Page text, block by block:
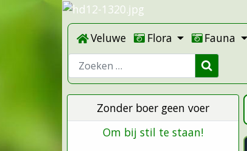
Veluwe Flora Fauna
Zoeken
Zonder boer geen voer
Om bij stil te staan!